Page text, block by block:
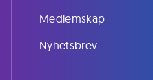
Medlemskap
Nyhetsbrev